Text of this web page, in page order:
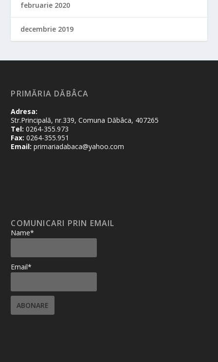
februarie 2020
decembrie 2019
PRIMĂRIA DĂBÂCA
Adresa:
Str.Principală, nr.339, Comuna Dăbâca, 407265
Tel: 0264-355.973
Fax: 0264-355.951
Email: primariadabaca@yahoo.com
COMUNICARI PRIN EMAIL
Name*
Email*